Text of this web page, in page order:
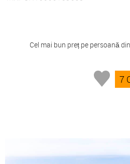
Cel mai bun preț pe persoană
7